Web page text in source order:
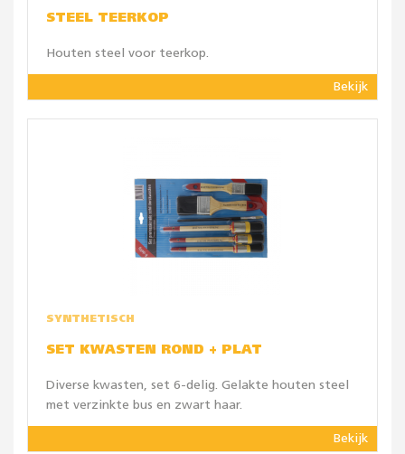
STEEL TEERKOP
Houten steel voor teerkop.
Bekijk
SYNTHETISCH
SET KWASTEN ROND + PLAT
Diverse kwasten, set 6-delig. Gelakte houten steel
met verzinkte bus en zwart haar.
Bekijk